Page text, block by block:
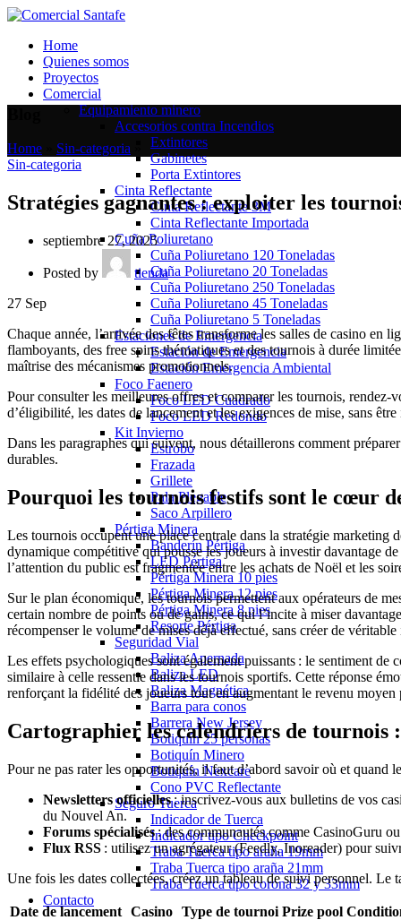
Home
Quienes somos
Proyectos
Comercial
Equipamiento minero
Accesorios contra Incendios
Extintores
Gabinetes
Porta Extintores
Cinta Reflectante
Cinta Reflectante 3M
Cinta Reflectante Importada
Cuña Poliuretano
Cuña Poliuretano 120 Toneladas
Cuña Poliuretano 20 Toneladas
Cuña Poliuretano 250 Toneladas
Cuña Poliuretano 45 Toneladas
Cuña Poliuretano 5 Toneladas
Estaciones de Emergencia
Estación de Emergencia
Estación Emergencia Ambiental
Foco Faenero
Foco LED Cuadrado
Foco LED Redondo
Kit Invierno
Estrobo
Frazada
Grillete
Pala Plegable
Saco Arpillero
Pértiga Minera
Banderín Pértiga
LED Pértiga
Pértiga Minera 10 pies
Pértiga Minera 12 pies
Pértiga Minera 8 pies
Resorte Pértiga
Seguridad Vial
Baliza Apernada
Baliza LED
Baliza Magnética
Barra para conos
Barrera New Jersey
Botiquín 25 personas
Botiquín Minero
Botiquín Nexcare
Cono PVC Reflectante
Seguro Tuerca
Indicador de Tuerca
Indicador tipo Checkpoint
Traba Tuerca tipo araña 19mm
Traba Tuerca tipo araña 21mm
Traba Tuerca tipo corona 32 y 33mm
Contacto
Home Sin-categoria
Sin-categoria
Stratégies gagnantes : exploiter les
septiembre 27, 2025
Posted by
tienda
27 Sep
Chaque année, l’arrivée des fêtes transforme les salles de casino
flamboyants, des free spins thématiques et des tournois à durée
maîtrise des mécanismes promotionnels.
Pour consulter les meilleures offres et comparer les tournois,
d’éligibilité, les dates de lancement et les exigences de mise, sans
Dans les paragraphes qui suivent, nous détaillerons comment
durables.
Pourquoi les tournois festifs sont le cœur
Les tournois occupent une place centrale dans la stratégie marketing
dynamique compétitive qui pousse les joueurs à investir davantage
l’attention du public est fragmentée entre les achats de Noël et les
Sur le plan économique, les tournois permettent aux opérateurs de
certain nombre de points ou de gains, ce qui l’incite à miser
récompenser le volume de mises déjà effectué, sans créer de
Les effets psychologiques sont également puissants : le sentiment
similaire à celle ressentie dans les tournois sportifs. Cette réponse
renforçant la fidélité des joueurs tout en augmentant le revenu
Cartographier les calendriers de tournois
Pour ne pas rater les opportunités, il faut d’abord savoir où et quand
Newsletters officielles: inscrivez‑vous aux bulletins de vos
du Nouvel An.
Forums spécialisés: des communautés comme CasinoGuru
Flux RSS : utilisez un agrégateur (Feedly, Inoreader) pour
Une fois les dates collectées, créez un tableau de suivi personnel.
Date de lancement Casino Type de tournoi Prize pool